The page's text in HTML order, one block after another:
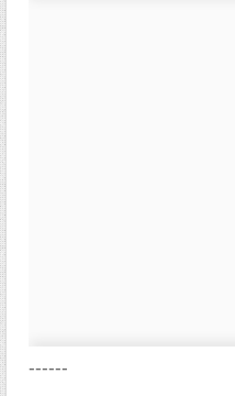
------